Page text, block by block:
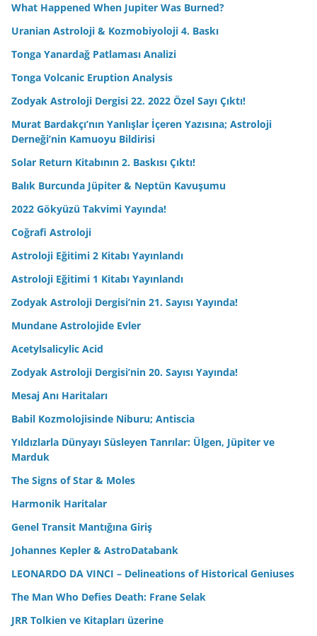
What Happened When Jupiter Was Burned?
Uranian Astroloji & Kozmobiyoloji 4. Baskı
Tonga Yanardağ Patlaması Analizi
Tonga Volcanic Eruption Analysis
Zodyak Astroloji Dergisi 22. 2022 Özel Sayı Çıktı!
Murat Bardakçı’nın Yanlışlar İçeren Yazısına; Astroloji
Derneği’nin Kamuoyu Bildirisi
Solar Return Kitabının 2. Baskısı Çıktı!
Balık Burcunda Jüpiter & Neptün Kavuşumu
2022 Gökyüzü Takvimi Yayında!
Coğrafi Astroloji
Astroloji Eğitimi 2 Kitabı Yayınlandı
Astroloji Eğitimi 1 Kitabı Yayınlandı
Zodyak Astroloji Dergisi’nin 21. Sayısı Yayında!
Mundane Astrolojide Evler
Acetylsalicylic Acid
Zodyak Astroloji Dergisi’nin 20. Sayısı Yayında!
Mesaj Anı Haritaları
Babil Kozmolojisinde Niburu; Antiscia
Yıldızlarla Dünyayı Süsleyen Tanrılar: Ülgen, Jüpiter ve
Marduk
The Signs of Star & Moles
Harmonik Haritalar
Genel Transit Mantığına Giriş
Johannes Kepler & AstroDatabank
LEONARDO DA VINCI – Delineations of Historical Geniuses
The Man Who Defies Death: Frane Selak
JRR Tolkien ve Kitapları üzerine